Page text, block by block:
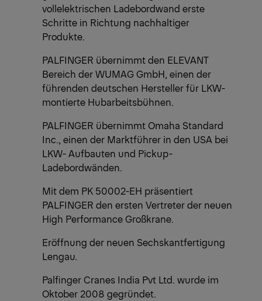
vollelektrischen Ladebordwand erste
Schritte in Richtung nachhaltiger
Produkte.
PALFINGER übernimmt den ELEVANT
Bereich der WUMAG GmbH, einen der
führenden deutschen Hersteller für LKW-
montierte Hubarbeitsbühnen.
PALFINGER übernimmt Omaha Standard
Inc., einen der Marktführer in den USA bei
LKW- Aufbauten und Pickup-
Ladebordwänden.
Mit dem PK 50002-EH präsentiert
PALFINGER den ersten Vertreter der neuen
High Performance Großkrane.
Eröffnung der neuen Sechskantfertigung
Lengau.
Palfinger Cranes India Pvt Ltd. wurde im
Oktober 2008 gegründet.